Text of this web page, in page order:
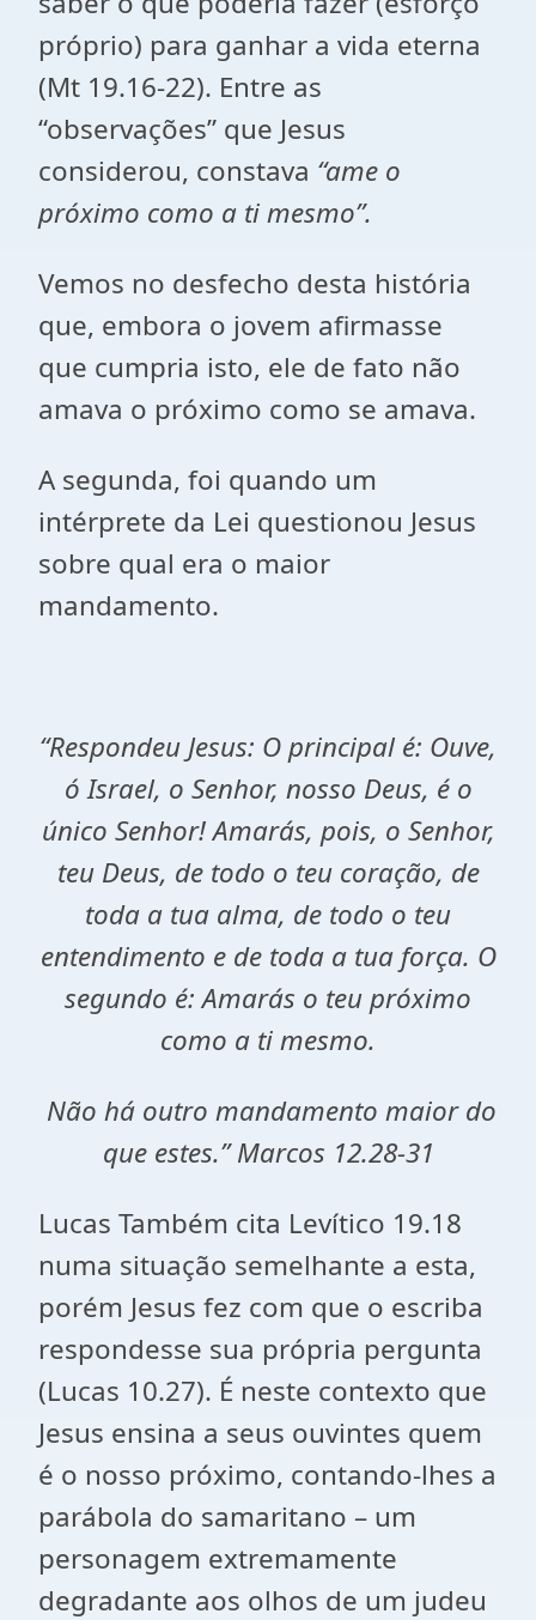
próprio) para ganhar a vida eterna
(Mt 19.16-22). Entre as
“observações” que Jesus
considerou, constava “ame o
próximo como a ti mesmo”.
Vemos no desfecho desta história
que, embora o jovem afirmasse
que cumpria isto, ele de fato não
amava o próximo como se amava.
A segunda, foi quando um
intérprete da Lei questionou Jesus
sobre qual era o maior
mandamento.
“Respondeu Jesus: O principal é: Ouve,
ó Israel, o Senhor, nosso Deus, é o
único Senhor! Amarás, pois, o Senhor,
teu Deus, de todo o teu coração, de
toda a tua alma, de todo o teu
entendimento e de toda a tua força. O
segundo é: Amarás o teu próximo
como a ti mesmo.
Não há outro mandamento maior do
que estes.” Marcos 12.28-31
Lucas Também cita Levítico 19.18
numa situação semelhante a esta,
porém Jesus fez com que o escriba
respondesse sua própria pergunta
(Lucas 10.27). É neste contexto que
Jesus ensina a seus ouvintes quem
é o nosso próximo, contando-lhes a
parábola do samaritano – um
personagem extremamente
degradante aos olhos de um judeu